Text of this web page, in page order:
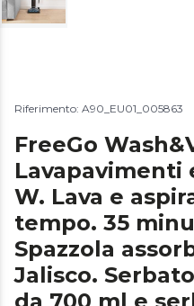
Riferimento: A90_EU01_005863
FreeGo
Lavapavimenti
W. Lava e
tempo. 35
Spazzola
Jalisco.
da 700 ml e